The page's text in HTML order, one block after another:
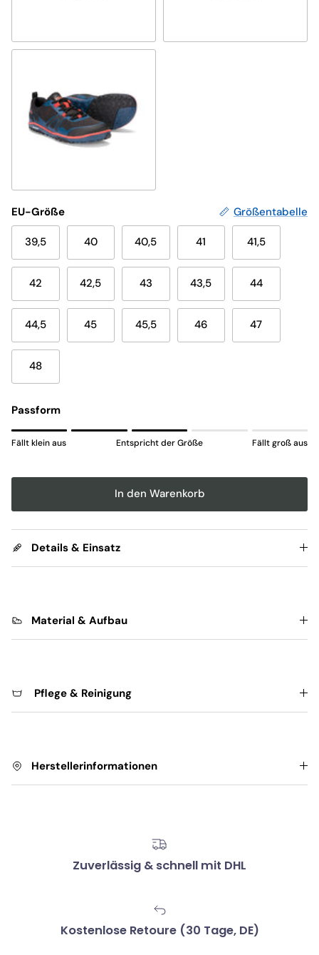
legion blue
EU-Größe Größentabelle
39,5 40 40,5 41 41,5
42 42,5 43 43,5 44
44,5 45 45,5 46 47
48
Passform
Rating of 1 means Fällt klein aus.
The rating of this product for "" is 3.
Fällt klein aus Entspricht der Größe Fällt groß aus
In den Warenkorb
Details & Einsatz
Material & Aufbau
Pflege & Reinigung
Herstellerinformationen
Zuverlässig & schnell mit DHL
Kostenlose Retoure (30 Tage, DE)